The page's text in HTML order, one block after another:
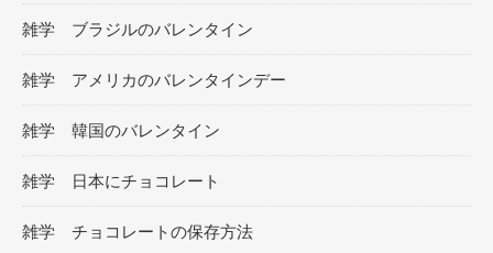
雑学 ブラジルのバレンタイン
雑学 アメリカのバレンタインデー
雑学 韓国のバレンタイン
雑学 日本にチョコレート
雑学 チョコレートの保存方法